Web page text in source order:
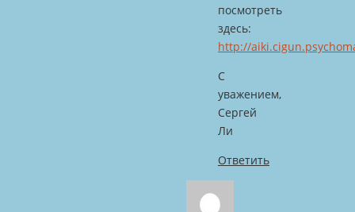
посмотреть
здесь:
http://
С
уважением,
Сергей
Ли
Ответить